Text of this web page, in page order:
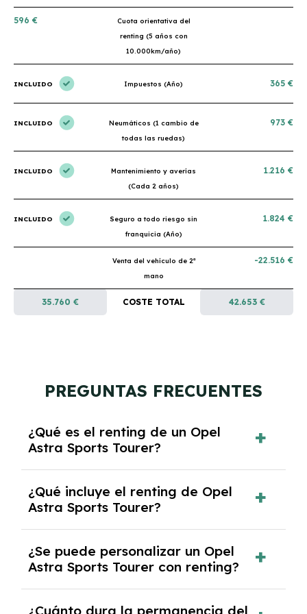
596 €
Cuota orientativa del
renting (5 años con
10.000km/año)
INCLUIDO Impuestos (Año) 365 €
INCLUIDO
Neumáticos (1 cambio de
todas las ruedas)
973 €
INCLUIDO
Mantenimiento y averías
(Cada 2 años)
1.216 €
INCLUIDO
Seguro a todo riesgo sin
franquicia (Año)
1.824 €
Venta del vehículo de 2ª
mano
-22.516 €
35.760 € COSTE TOTAL 42.653 €
PREGUNTAS FRECUENTES
¿Qué es el renting de un Opel
Astra Sports Tourer?
un contrato de alquiler a largo plazo en el que
pagas una cuota mensual fija por el uso del
coche durante un periodo determinado,
generalmente entre 2 y 5 años.
¿Qué incluye el renting de Opel
Astra Sports Tourer?
seguro a todo riesgo, mantenimiento,
reparaciones, impuestos, asistencia en
carretera y gestión de la documentación.
¿Se puede personalizar un Opel
Astra Sports Tourer con renting?
¿Cuánto dura la permanencia del